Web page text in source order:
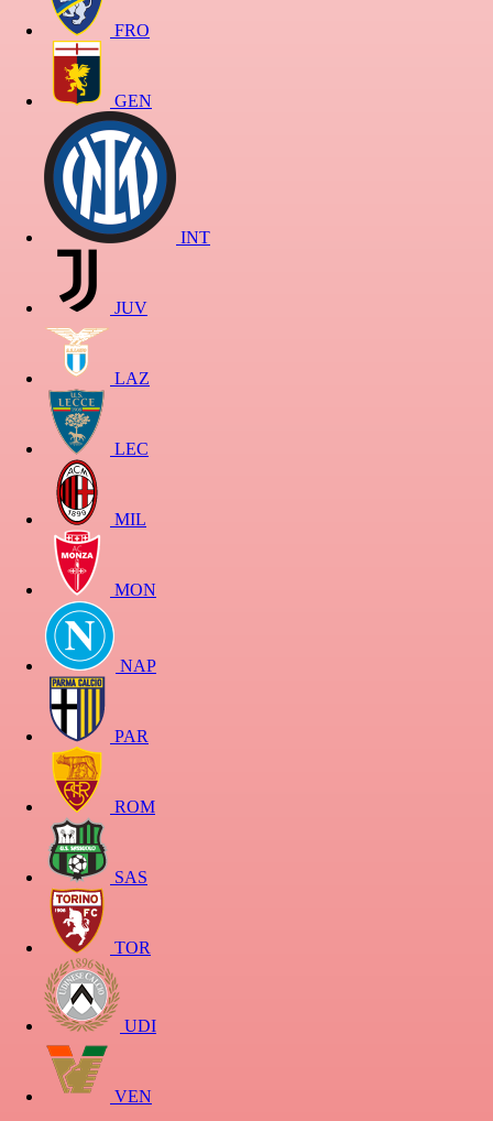
FRO
GEN
INT
JUV
LAZ
LEC
MIL
MON
NAP
PAR
ROM
SAS
TOR
UDI
VEN